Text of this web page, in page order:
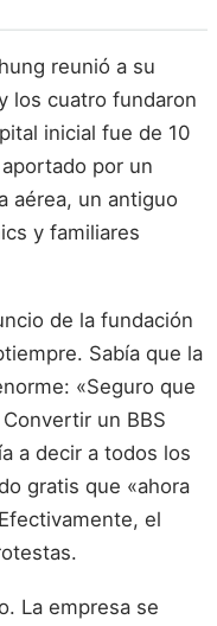
reunió a su
los cuatro fundaron
inicial fue de 10
por un
aérea, un antiguo
y familiares
de la fundación
Sabía que la
«Seguro que
Convertir un BBS
a decir a todos los
gratis que «ahora
el
La empresa se